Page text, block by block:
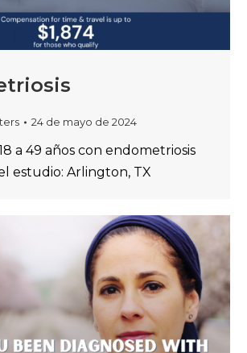
24 de mayo de 2024
a 49 años con endometriosis
estudio: Arlington, TX